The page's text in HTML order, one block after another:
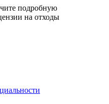
подробную
на отходы